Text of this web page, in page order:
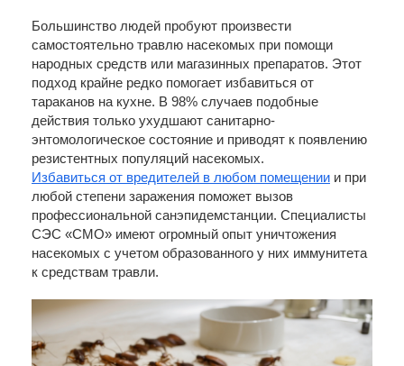
Большинство людей пробуют произвести
самостоятельно травлю насекомых при помощи
народных средств или магазинных препаратов. Этот
подход крайне редко помогает избавиться от
тараканов на кухне. В 98% случаев подобные
действия только ухудшают санитарно-
энтомологическое состояние и приводят к появлению
резистентных популяций насекомых.
Избавиться от вредителей в любом помещении и при
любой степени заражения поможет вызов
профессиональной санэпидемстанции. Специалисты
СЭС «СМО» имеют огромный опыт уничтожения
насекомых с учетом образованного у них иммунитета
к средствам травли.